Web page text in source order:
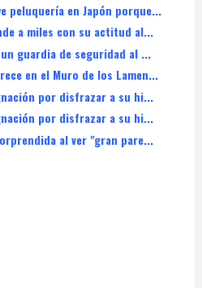
peluquería en Japón porque...
a miles con su actitud al...
guardia de seguridad al ...
en el Muro de los Lamen...
por disfrazar a su hi...
por disfrazar a su hi...
al ver "gran pare...